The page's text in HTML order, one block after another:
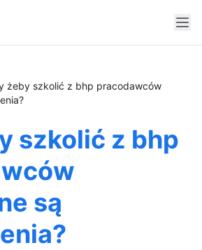
żeby szkolić z bhp pracodawców
szkolić z bhp
są